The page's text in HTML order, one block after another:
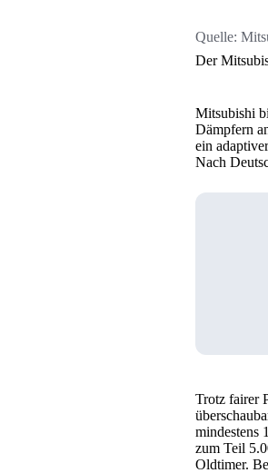
Quelle:
Der
Mitsubishi
Dämpfern
ein
Nach
Trotz fairer
mindestens
zum Teil
Oldtimer.